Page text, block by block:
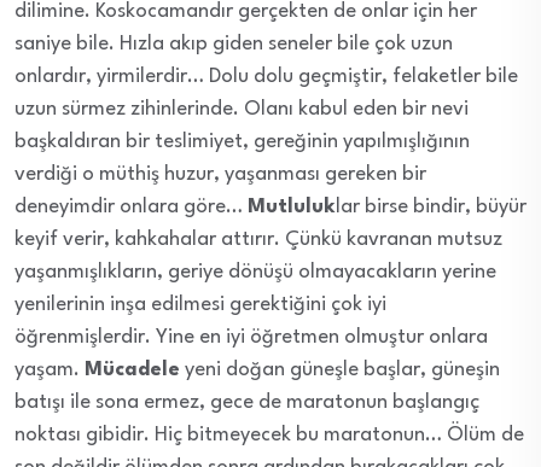
dilimine. Koskocamandır gerçekten de onlar için her
saniye bile. Hızla akıp giden seneler bile çok uzun
onlardır, yirmilerdir… Dolu dolu geçmiştir, felaketler bile
uzun sürmez zihinlerinde. Olanı kabul eden bir nevi
başkaldıran bir teslimiyet, gereğinin yapılmışlığının
verdiği o müthiş huzur, yaşanması gereken bir
deneyimdir onlara göre… Mutluluk lar birse bindir, büyür
keyif verir, kahkahalar attırır. Çünkü kavranan mutsuz
yaşanmışlıkların, geriye dönüşü olmayacakların yerine
yenilerinin inşa edilmesi gerektiğini çok iyi
öğrenmişlerdir. Yine en iyi öğretmen olmuştur onlara
yaşam. Mücadele yeni doğan güneşle başlar, güneşin
batışı ile sona ermez, gece de maratonun başlangıç
noktası gibidir. Hiç bitmeyecek bu maratonun… Ölüm de